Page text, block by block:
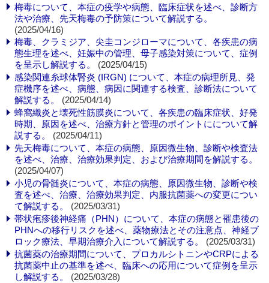
梅毒について、本症の疫学や病態、臨床症状を述べ、診断方
法や治療、先天梅毒の予防策について解説する。
(2025/04/16)
梅毒、クラミジア、尖圭コンジローマについて、各疾患の病
態生理を述べ、妊娠中の管理、母子感染対策について、症例
を呈示し解説する。
(2025/04/15)
感染関連糸球体腎炎 (IRGN) について、本症の病理所見、発
症機序を述べ、病態、病因に関連する検査、診断法について
解説する。
(2025/04/14)
蜂窩織炎と壊死性筋膜炎について、各疾患の臨床症状、好発
時期、原因を述べ、治療方針と管理のポイントにについて解
説する。
(2025/04/11)
先天梅毒について、本症の病態、原因微生物、診断や検査法
を述べ、治療、治療効果判定、および治療期間を解説する。
(2025/04/07)
小児の骨髄炎について、本症の病態、原因微生物、診断や検
査を述べ、治療、治療効果判定、内服抗菌薬への変更につい
て解説する。
(2025/03/31)
帯状疱疹後神経痛（PHN）について、本症の病態と罹患後の
PHNへの移行リスクを述べ、薬物療法とその注意点、神経ブ
ロック療法、早期治療介入について解説する。
(2025/03/31)
抗菌薬の治療期間について、プロカルシトニンやCRPによる
抗菌薬中止の基準を述べ、臨床への応用について症例を呈示
し解説する。
(2025/03/28)